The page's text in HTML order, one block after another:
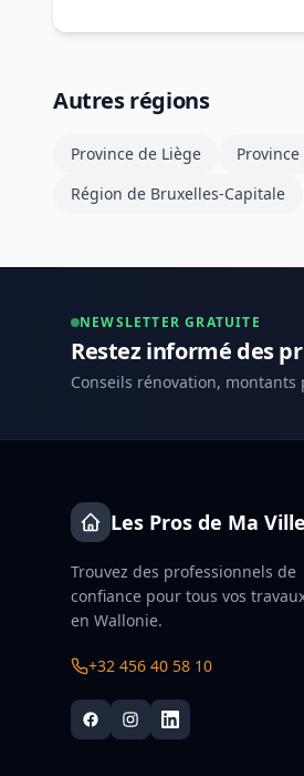
Autres régions
Province de Liège
Région de Bruxelles-Capitale
NEWSLETTER GRATUITE
Restez informé des
Conseils rénovation,
Les Pros de Ma Ville
Trouvez des professionnels de
confiance pour tous vos
en Wallonie.
+32 456 40 58 10